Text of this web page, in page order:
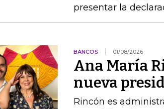
presentar la
BANCOS 01/08/2026
Ana María
nueva
Rincón es